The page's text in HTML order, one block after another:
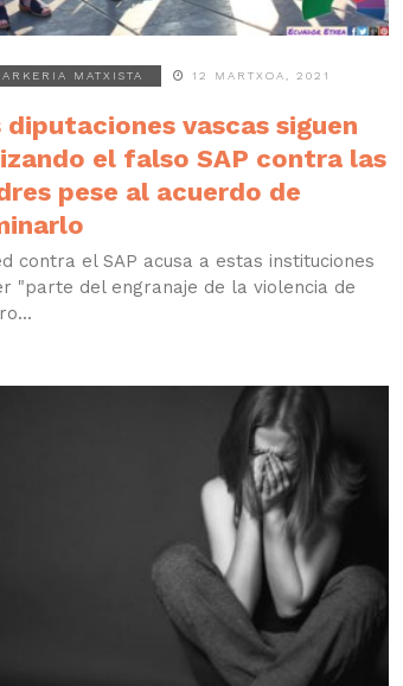
MATXISTA 12 MARTXOA, 2021
diputaciones vascas siguen
el falso SAP contra las
pese al acuerdo de
contra el SAP acusa a estas instituciones
"parte del engranaje de la violencia de